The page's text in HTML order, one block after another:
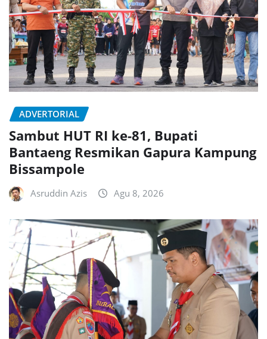
ADVERTORIAL
Sambut HUT RI ke-81, Bupati
Bantaeng Resmikan Gapura Kampung
Bissampole
Asruddin Azis Agu 8, 2026